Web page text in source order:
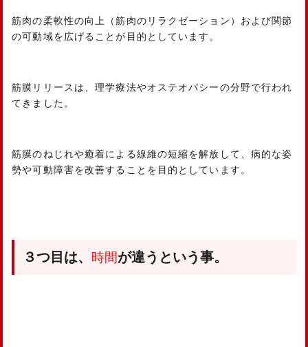
筋肉の柔軟性の向上（筋肉のリラクゼーション）および関節
の可動域を広げることが目的としています。
筋膜リリースは、理学療法やオステオパシーの分野で行われ
てきました。
筋膜のねじれや癒着による線維の短縮を解放して、病的な姿
勢や可動障害を改善することを目的としています。
３つ目は、 時間が違うという事。